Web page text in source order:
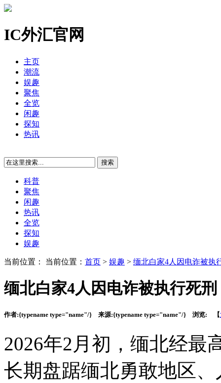
IC外汇官网
主页
潮流
娱趣
聚焦
全览
闲趣
探知
热讯
科普
聚焦
闲趣
热讯
全览
探知
娱趣
当前位置： 当前位置： 首页 > 娱趣 > 缅北白家4人因电诈被执
缅北白家4人因电诈被执行死刑
作者:{typename type="name"/} 来源:{typename type="name"/} 浏览: 【
2026年2月初，缅北经最
长期盘踞缅北勇敢地区、